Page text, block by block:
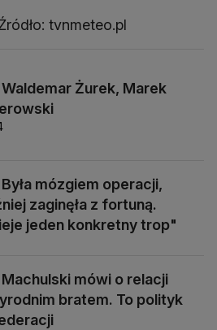
tvnmeteo.pl
Waldemar Żurek, Marek
Była mózgiem operacji,
zaginęła z fortuną.
jeden konkretny trop"
Machulski mówi o relacji
bratem. To polityk